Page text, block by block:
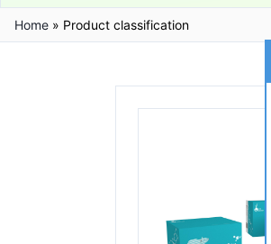
Home » Product classification